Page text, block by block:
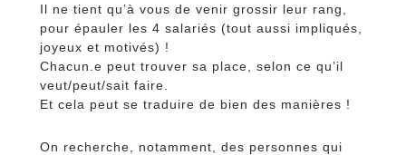
Il ne tient qu’à vous de venir grossir leur rang,
pour épauler les 4 salariés (tout aussi impliqués,
joyeux et motivés) !
Chacun.e peut trouver sa place, selon ce qu’il
veut/peut/sait faire.
Et cela peut se traduire de bien des manières !
On recherche, notamment, des personnes qui